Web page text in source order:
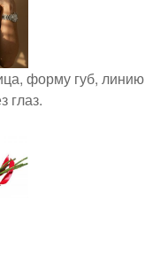
форму губ, линию
глаз.